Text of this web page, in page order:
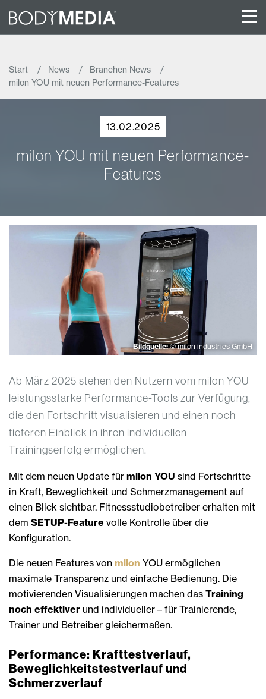
Start News
Branchen News
milon YOU mit neuen Performance-Features
13.02.2025
milon YOU mit neuen Performance-
Features
Bildquelle:© milon industries GmbH
Ab März 2025 stehen den Nutzern vom milon YOU
leistungsstarke Performance-Tools zur Verfügung,
die den Fortschritt visualisieren und einen noch
tieferen Einblick in ihren individuellen
Trainingserfolg ermöglichen.
Mit dem neuen Update für milon YOU sind Fortschritte
in Kraft, Beweglichkeit und Schmerzmanagement auf
einen Blick sichtbar. Fitnessstudiobetreiber erhalten mit
dem SETUP-Feature volle Kontrolle über die
Konfiguration.
Die neuen Features von milon YOU ermöglichen
maximale Transparenz und einfache Bedienung. Die
motivierenden Visualisierungen machen das Training
noch effektiver und individueller – für Trainierende,
Trainer und Betreiber gleichermaßen.
Performance: Krafttestverlauf,
Beweglichkeitstestverlauf und
Schmerzverlauf